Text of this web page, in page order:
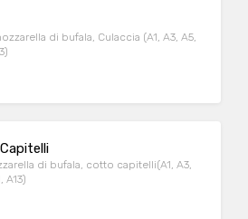
di bufala, Culaccia (A1, A3, A5,
di bufala, cotto capitelli(A1, A3,
A13)